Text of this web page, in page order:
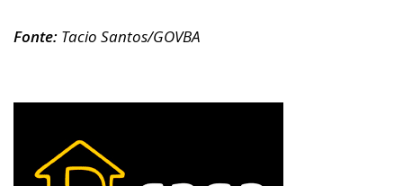
Fonte: Tacio Santos/GOVBA